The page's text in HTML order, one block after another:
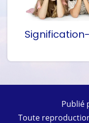
Publié
Toute